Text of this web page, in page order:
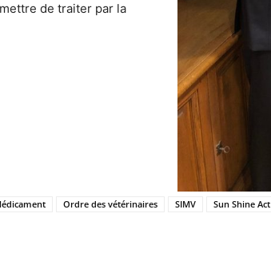
de traiter par la
Ordre des vétérinaires SIMV Sun Shine Act